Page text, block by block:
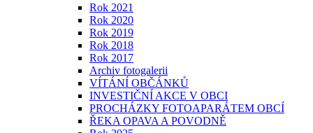
Rok 2021
Rok 2020
Rok 2019
Rok 2018
Rok 2017
Archiv fotogalerii
VÍTÁNÍ OBČÁNKŮ
INVESTIČNÍ AKCE V OBCI
PROCHÁZKY FOTOAPARÁTEM OBCÍ
ŘEKA OPAVA A POVODNĚ